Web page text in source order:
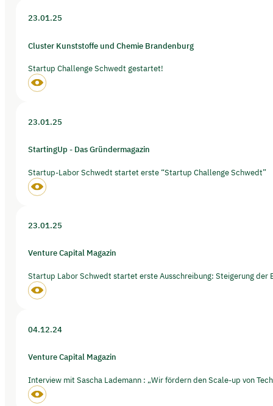
23.01.25
Cluster Kunststoffe und Chemie Brandenburg
Startup Challenge Schwedt gestartet!
23.01.25
StartingUp - Das Gründermagazin
Startup-Labor Schwedt startet erste “Startup Challenge Schwedt”
23.01.25
Venture Capital Magazin
Startup Labor Schwedt startet erste Ausschreibung: Steigerung der
04.12.24
Venture Capital Magazin
Interview mit Sascha Lademann : „Wir fördern den Scale-up von